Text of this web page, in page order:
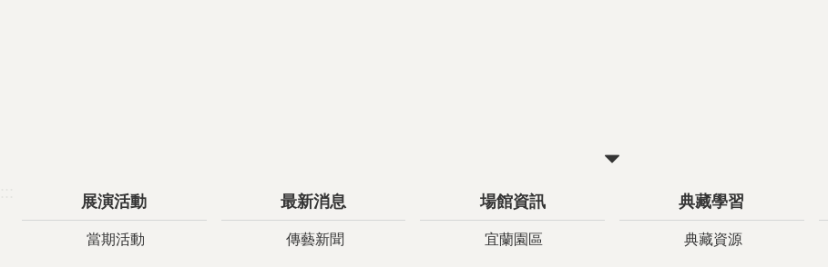
展演活動
當期活動
最新消息
傳藝新聞
場館資訊
宜蘭園區
典藏學習
典藏資源